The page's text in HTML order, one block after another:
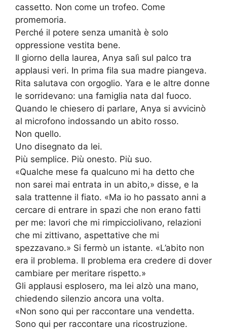
cassetto. Non come un trofeo. Come
promemoria.
Perché il potere senza umanità è solo
oppressione vestita bene.
Il giorno della laurea, Anya salì sul palco tra
applausi veri. In prima fila sua madre piangeva.
Rita salutava con orgoglio. Yara e le altre donne
le sorridevano: una famiglia nata dal fuoco.
Quando le chiesero di parlare, Anya si avvicinò
al microfono indossando un abito rosso.
Non quello.
Uno disegnato da lei.
Più semplice. Più onesto. Più suo.
«Qualche mese fa qualcuno mi ha detto che
non sarei mai entrata in un abito,» disse, e la
sala trattenne il fiato. «Ma io ho passato anni a
cercare di entrare in spazi che non erano fatti
per me: lavori che mi rimpicciolivano, relazioni
che mi zittivano, aspettative che mi
spezzavano.» Si fermò un istante. «L’abito non
era il problema. Il problema era credere di dover
cambiare per meritare rispetto.»
Gli applausi esplosero, ma lei alzò una mano,
chiedendo silenzio ancora una volta.
«Non sono qui per raccontare una vendetta.
Sono qui per raccontare una ricostruzione.